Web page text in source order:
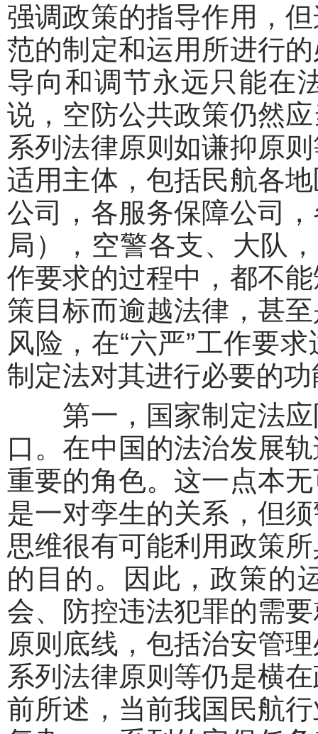
强调政策的指导作用，
范的制定和运用所进行
导向和调节永远只能在
说，空防公共政策仍然
系列法律原则如谦抑原
适用主体，包括民航各
公司，各服务保障公司
局），空警各支、大队
作要求的过程中，都不
策目标而逾越法律，甚
风险，在“六严”工作要
制定法对其进行必要的
第一，国家制定法应
口。在中国的法治发展
重要的角色。这一点本
是一对孪生的关系，但
思维很有可能利用政策
的目的。因此，政策的
会、防控违法犯罪的需
原则底线，包括治安管
系列法律原则等仍是横
前所述，当前我国民航